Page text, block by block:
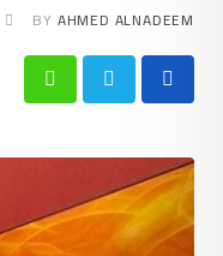
BY AHMED ALNADEEM